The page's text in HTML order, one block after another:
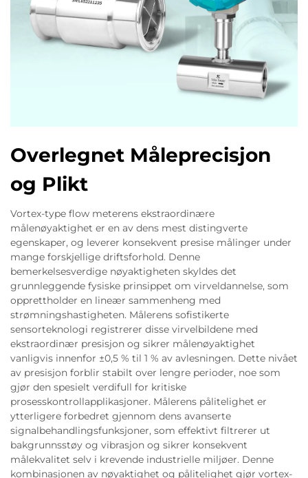
Overlegnet Måleprecisjon
og Plikt
Vortex-type flow meterens ekstraordinære
målenøyaktighet er en av dens mest distingverte
egenskaper, og leverer konsekvent presise målinger under
mange forskjellige driftsforhold. Denne
bemerkelsesverdige nøyaktigheten skyldes det
grunnleggende fysiske prinsippet om virveldannelse, som
opprettholder en lineær sammenheng med
strømningshastigheten. Målerens sofistikerte
sensorteknologi registrerer disse virvelbildene med
ekstraordinær presisjon og sikrer målenøyaktighet
vanligvis innenfor ±0,5 % til 1 % av avlesningen. Dette nivået
av presisjon forblir stabilt over lengre perioder, noe som
gjør den spesielt verdifull for kritiske
prosesskontrollapplikasjoner. Målerens pålitelighet er
ytterligere forbedret gjennom dens avanserte
signalbehandlingsfunksjoner, som effektivt filtrerer ut
bakgrunnsstøy og vibrasjon og sikrer konsekvent
målekvalitet selv i krevende industrielle miljøer. Denne
kombinasjonen av nøyaktighet og pålitelighet gjør vortex-